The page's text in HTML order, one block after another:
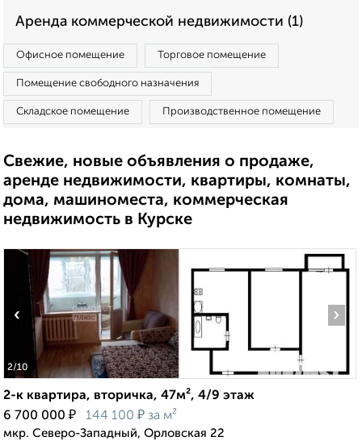
Аренда коммерческой недвижимости (1)
Офисное помещение Торговое помещение
Помещение свободного назначения
Складское помещение Производственное помещение
Свежие, новые объявления о продаже,
аренде недвижимости, квартиры, комнаты,
дома, машиноместа, коммерческая
недвижимость в Курске
2/10
‹ ›
2-к квартира, вторичка, 47м², 4/9 этаж
6 700 000 ₽ 144 100 ₽ за м²
мкр. Северо-Западный, Орловская 22